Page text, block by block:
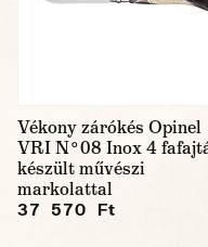
Vékony zárókés Opinel
VRI N°08 Inox 4
készült művészi
markolattal
37 570 Ft